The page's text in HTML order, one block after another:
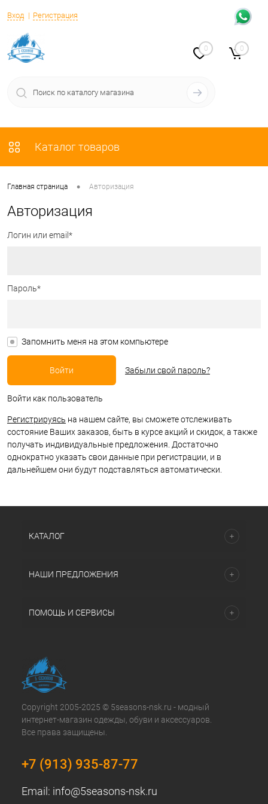
Вход Регистрация
0 0
Каталог товаров
Главная страница • Авторизация
Авторизация
Логин или email*
Пароль*
Запомнить меня на этом компьютере
Забыли свой пароль?
Войти как пользователь
Регистрируясь на нашем сайте, вы сможете отслеживать
состояние Ваших заказов, быть в курсе акций и скидок, а также
получать индивидуальные предложения. Достаточно
однократно указать свои данные при регистрации, и в
дальнейшем они будут подставляться автоматически.
КАТАЛОГ
НАШИ ПРЕДЛОЖЕНИЯ
ПОМОЩЬ И СЕРВИСЫ
Copyright 2005-2025 © 5seasons-nsk.ru - модный
интернет-магазин одежды, обуви и аксессуаров.
Все права защищены.
+7 (913) 935-87-77
Email: info@5seasons-nsk.ru